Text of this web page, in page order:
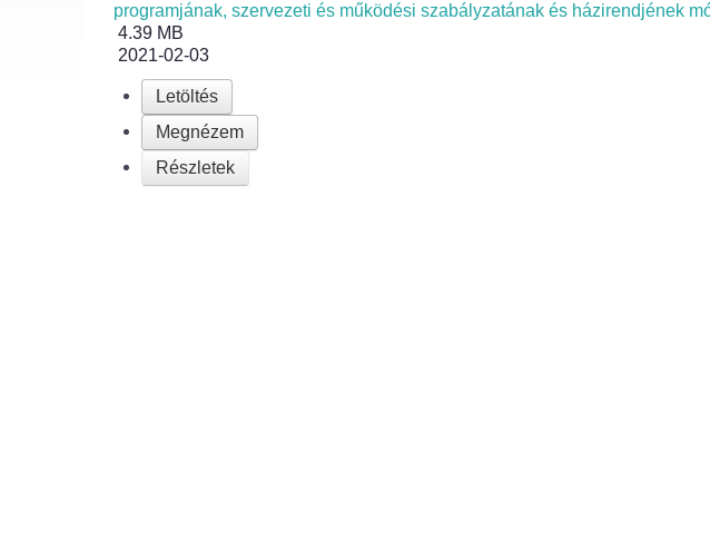
programjának, szervezeti és működési szabályzatának és házirendjének
4.39 MB
2021-02-03
Letöltés
Megnézem
Részletek